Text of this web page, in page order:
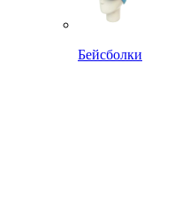
Бейсболки